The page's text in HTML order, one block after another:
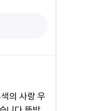
의 사랑 우